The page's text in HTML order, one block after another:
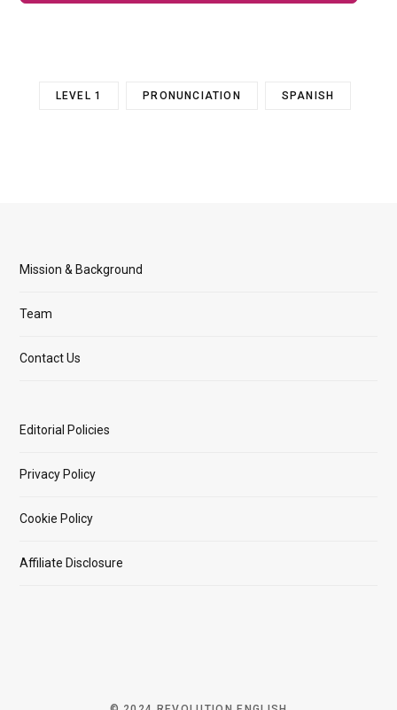
LEVEL 1 PRONUNCIATION SPANISH
Mission & Background
Team
Contact Us
Editorial Policies
Privacy Policy
Cookie Policy
Affiliate Disclosure